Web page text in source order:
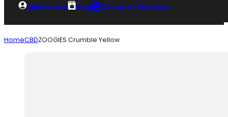
Mein Konto Blog Wissen A-ZKontakt
HomeCBDZOOGIES Crumble Yellow